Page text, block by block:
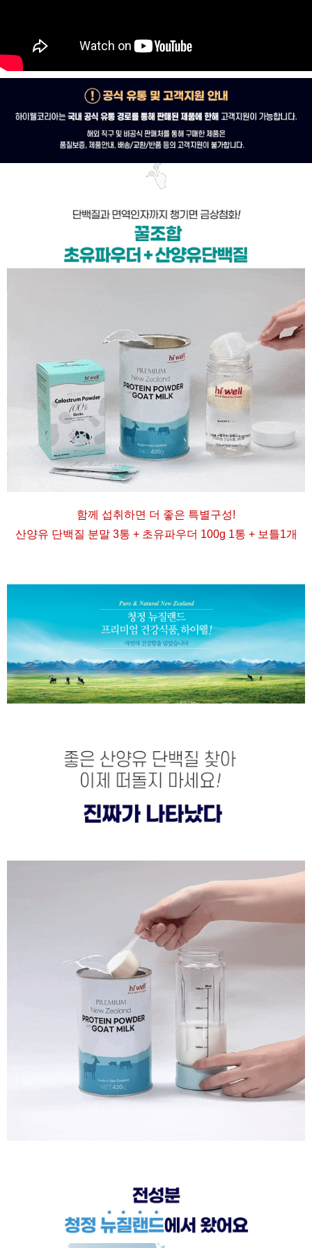
함께 섭취하면 더 좋은 특별구성!
산양유 단백질 분말 3통 + 초유파우더 100g 1통 + 보틀1개